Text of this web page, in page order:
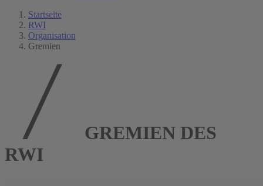
Startseite
RWI
Organisation
Gremien
GREMIEN DES
RWI